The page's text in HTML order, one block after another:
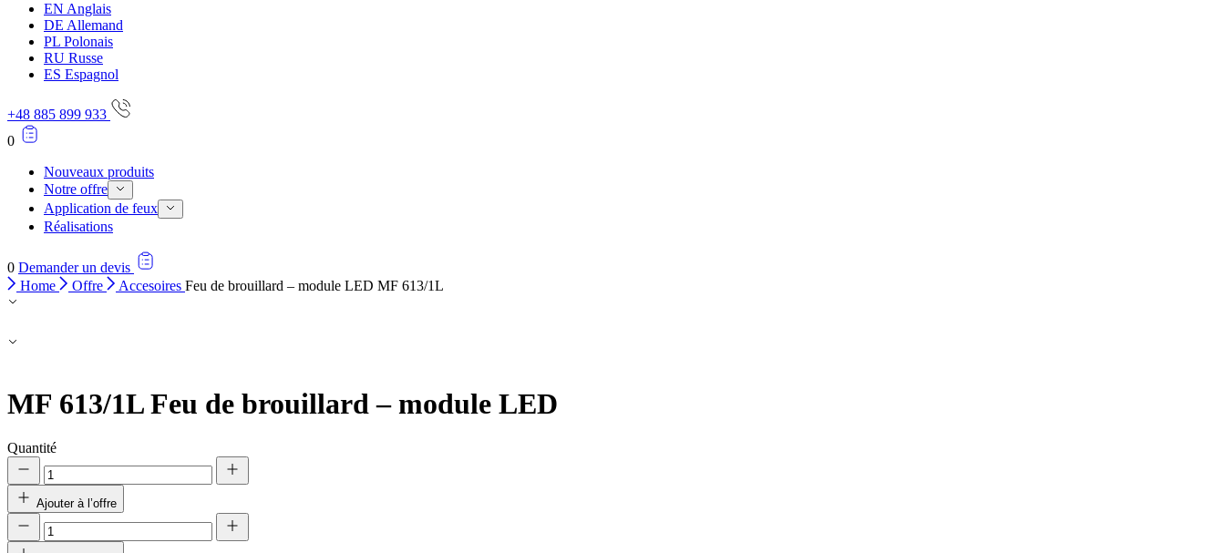
EN Anglais
DE Allemand
PL Polonais
RU Russe
ES Espagnol
+48 885 899 933
0
Nouveaux produits
Notre offre
Application de feux
Réalisations
0 Demander un devis
Home
Offre Accesoires Feu de brouillard – module LED MF 613/1L
MF 613/1L Feu de brouillard – module LED
Quantité
Ajouter à l’offre
Nous partageons également des informations sur votre utilisation de notre site avec nos partenaires sociaux, publicitaires et analytiques. Ces
utilisation de leurs services.